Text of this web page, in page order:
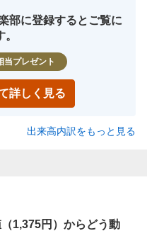
部に登録するとご覧に
当プレゼント
詳しく見る
出来高内訳をもっと見る
1,375円）からどう動